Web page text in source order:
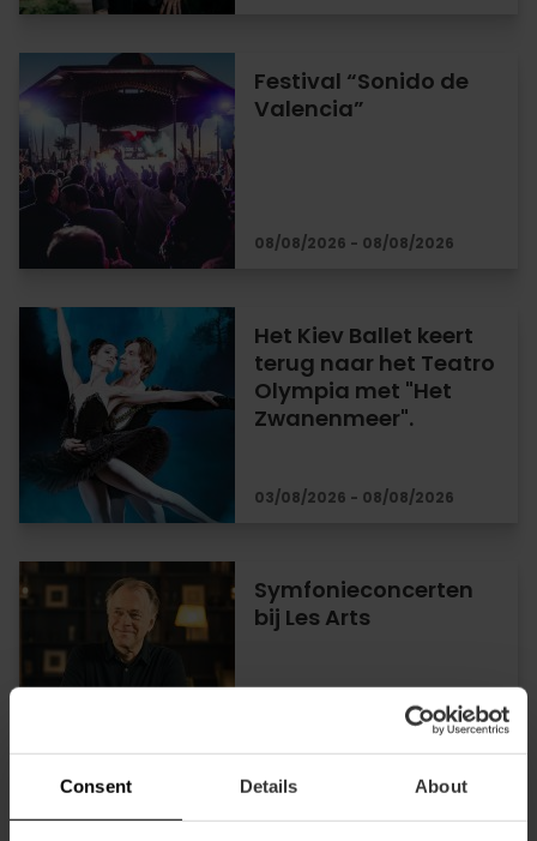
Consent Details About
Festival “Sonido de
Valencia”
08/08/2026 - 08/08/2026
Het Kiev Ballet keert
terug naar het Teatro
Olympia met "Het
Zwanenmeer".
03/08/2026 - 08/08/2026
Symfonieconcerten
bij Les Arts
13/09/2026 - 13/09/2026